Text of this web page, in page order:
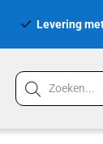
Levering